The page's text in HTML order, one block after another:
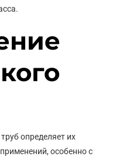
определяет их
особенно с